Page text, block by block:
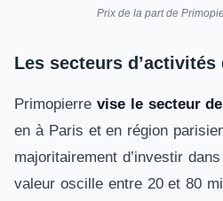
Prix de la part de
Les secteurs
Primopierre vise le secteur
en à Paris et en région
majoritairement d’investir
valeur oscille entre 20 et 80